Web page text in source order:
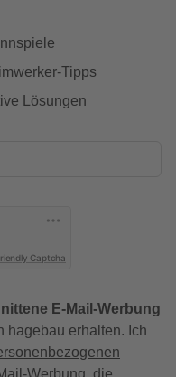
Tipps
Lösungen
Captcha
E-Mail-Werbung
hagebau erhalten. Ich